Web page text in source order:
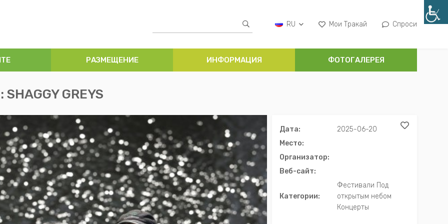
RU Мои Тракай Спроси
РАЗМЕЩЕНИЕ ИНФОРМАЦИЯ ФОТОГАЛЕРЕЯ
GREYS
Дата:
2025-06-20
Место:
Организатор:
Веб-сайт:
Категории:
Фестивали Под
открытым небом
Концерты